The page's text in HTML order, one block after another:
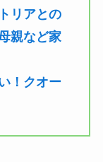
リアとの
親など家
！クオー